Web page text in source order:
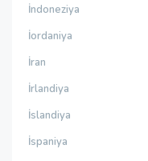
İndoneziya
İordaniya
İran
İrlandiya
İslandiya
İspaniya